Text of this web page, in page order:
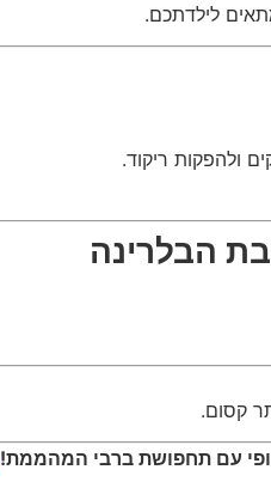
לילדתכם.
ולהפקות ריקוד.
הבלרינה
קסום.
עם תחפושת ברבי המהממת!